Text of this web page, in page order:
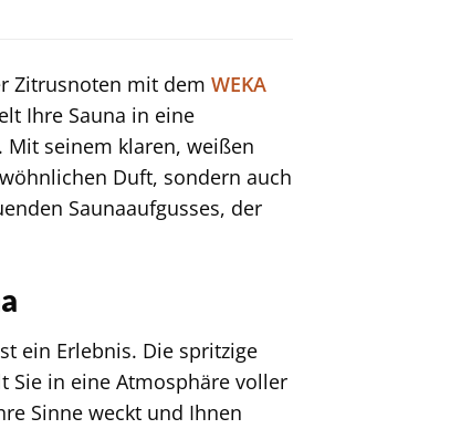
Zitrusnoten mit demWEKA
Ihre Sauna in eine
Mit seinem klaren, weißen
Duft, sondern auch
Saunaaufgusses, der
ein Erlebnis. Die spritzige
Sie in eine Atmosphäre voller
Sinne weckt und Ihnen